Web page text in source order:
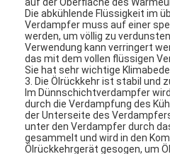
Horizontale Schlamm-
Vertikale Schlamm-Pumpe
Zentrifugale Schlamm-
Die abkühlende Flüssigkeit im
Verdampfer muss auf einer
werden, um völlig zu
Verwendung kann verringert
das mit dem vollen flüssigen
Sie hat sehr wichtige
3. Die Ölrückkehr ist stabil und
Im Dünnschichtverdampfer
durch die Verdampfung des
der Unterseite des
unter den Verdampfer durch
gesammelt und wird in den
Ölrückkehrgerät gesogen, um